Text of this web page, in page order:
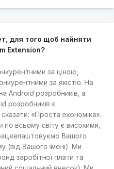
для того щоб найняти
Extension?
за ціною,
за якістю. На
Android розробників, а
розробників є
«Проста економіка».
по всьому світу є високими,
Вашого
(від Вашого імені). Ми
заробітної плати та